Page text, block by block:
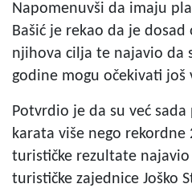
Napomenuvši da imaju
Bašić je rekao da je
njihova cilja te najavio da
godine mogu očekivati još
Potvrdio je da su već
karata više nego
turističke rezultate
turističke zajednice Joško